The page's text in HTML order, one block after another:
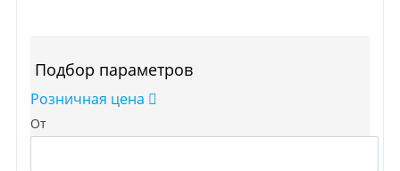
Подбор параметров
Розничная цена
От